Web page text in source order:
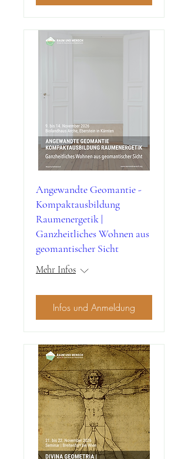
Angewandte Geomantie -
Kompaktausbildung
Raumenergetik |
Ganzheitliches Wohnen aus
geomantischer Sicht
Mehr Infos
Infos und Anmeldung